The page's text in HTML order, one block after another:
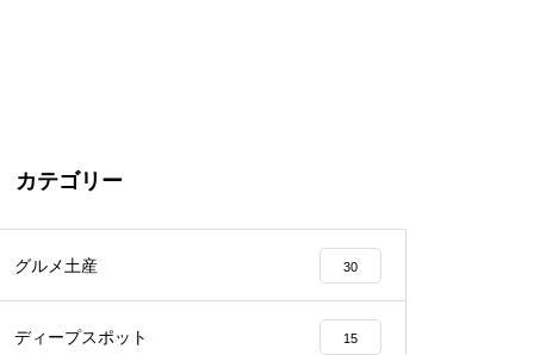
カテゴリー
グルメ土産 30
ディープスポット 15